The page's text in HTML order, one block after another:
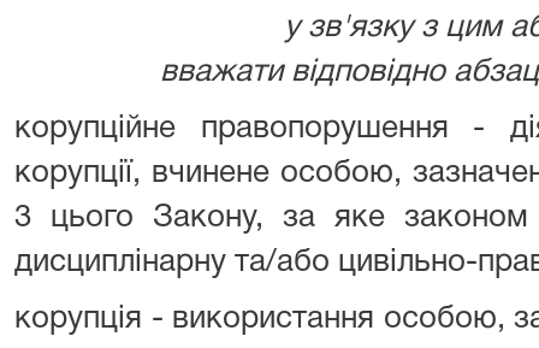
у зв'язку з цим
вважати відповідно
корупційне правопорушення -
корупції, вчинене особою,
3 цього Закону, за яке законом
дисциплінарну та/або цивільно-
корупція - використання особою,